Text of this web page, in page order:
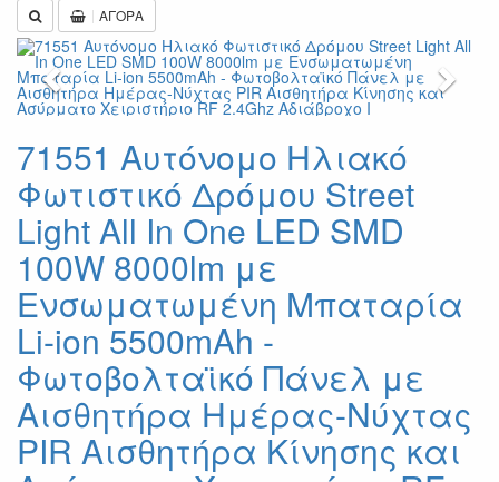
ΑΓΟΡΑ
Previous Next
71551 Αυτόνομο Ηλιακό
Φωτιστικό Δρόμου Street
Light All In One LED SMD
100W 8000lm με
Ενσωματωμένη Μπαταρία
Li-ion 5500mAh -
Φωτοβολταϊκό Πάνελ με
Αισθητήρα Ημέρας-Νύχτας
PIR Αισθητήρα Κίνησης και